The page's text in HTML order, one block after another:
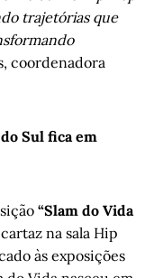
trajetórias que
coordenadora
Sul fica em
“Slam do Vida
na sala Hip
às exposições